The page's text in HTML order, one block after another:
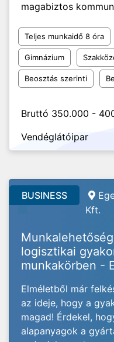
magabiztos
Teljes munkaidő 8 óra
Gimnázium
Beosztás szerinti
Bruttó 350.000 -
Vendéglátóipar
BUSINESS
Kft.
Munkalehetőség
logisztikai
munkakörben -
Elméletből már
az ideje, hogy a
magad! Érdekel,
alapanyagok a